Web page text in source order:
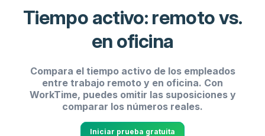
Tiempo activo: remoto vs.
en oficina
Compara el tiempo activo de los empleados
entre trabajo remoto y en oficina. Con
WorkTime, puedes omitir las suposiciones y
comparar los números reales.
Iniciar prueba gratuita